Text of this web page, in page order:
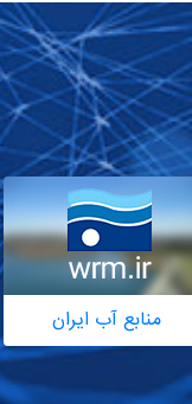
منابع آب ایران